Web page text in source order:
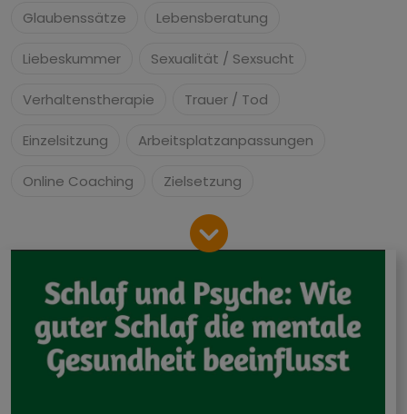
Glaubenssätze Lebensberatung
Liebeskummer Sexualität / Sexsucht
Verhaltenstherapie Trauer / Tod
Einzelsitzung Arbeitsplatzanpassungen
Online Coaching Zielsetzung